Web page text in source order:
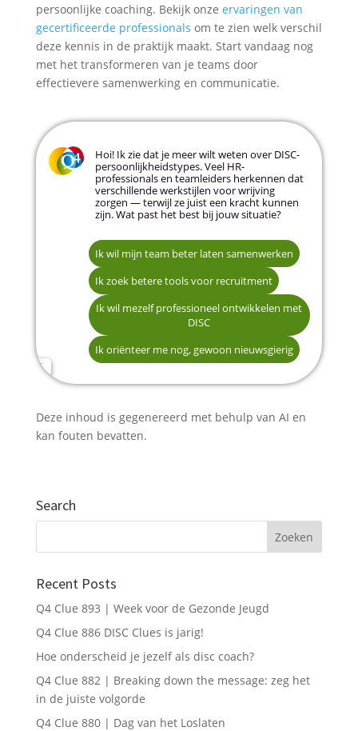
persoonlijke coaching. Bekijk onze ervaringen van
gecertificeerde professionals om te zien welk verschil
deze kennis in de praktijk maakt. Start vandaag nog
met het transformeren van je teams door
effectievere samenwerking en communicatie.
Hoi! Ik zie dat je meer wilt weten over DISC-
persoonlijkheidstypes. Veel HR-
professionals en teamleiders herkennen dat
verschillende werkstijlen voor wrijving
zorgen — terwijl ze juist een kracht kunnen
zijn. Wat past het best bij jouw situatie?
Ik wil mijn team beter laten samenwerken
Ik zoek betere tools voor recruitment
Ik wil mezelf professioneel ontwikkelen met
DISC
Ik oriënteer me nog, gewoon nieuwsgierig
Ik wil snel aan de slag, dit is urgent
Ik overweeg het serieus, maar ben nog aan
het oriënteren
Ik onderzoek opties voor mijn organisatie
Naam
Deze inhoud is gegenereerd met behulp van AI en
kan fouten bevatten.
Search
Recent Posts
Q4 Clue 893 | Week voor de Gezonde Jeugd
Q4 Clue 886 DISC Clues is jarig!
Hoe onderscheid je jezelf als disc coach?
Q4 Clue 882 | Breaking down the message: zeg het
in de juiste volgorde
Q4 Clue 880 | Dag van het Loslaten